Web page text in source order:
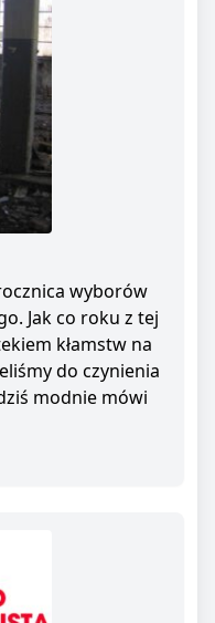
wyborów
Jak co roku z tej
kłamstw na
do czynienia
modnie mówi